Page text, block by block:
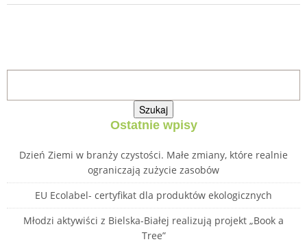
Ostatnie wpisy
Dzień Ziemi w branży czystości. Małe zmiany, które realnie
ograniczają zużycie zasobów
EU Ecolabel- certyfikat dla produktów ekologicznych
Młodzi aktywiści z Bielska-Białej realizują projekt „Book a
Tree”